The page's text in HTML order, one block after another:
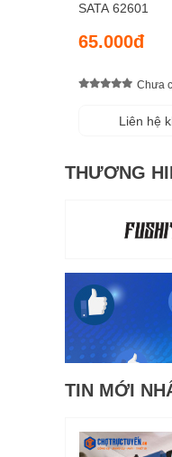
SATA 62601
65.000đ
Chưa
Liên hệ
THƯƠNG
TIN MỚI